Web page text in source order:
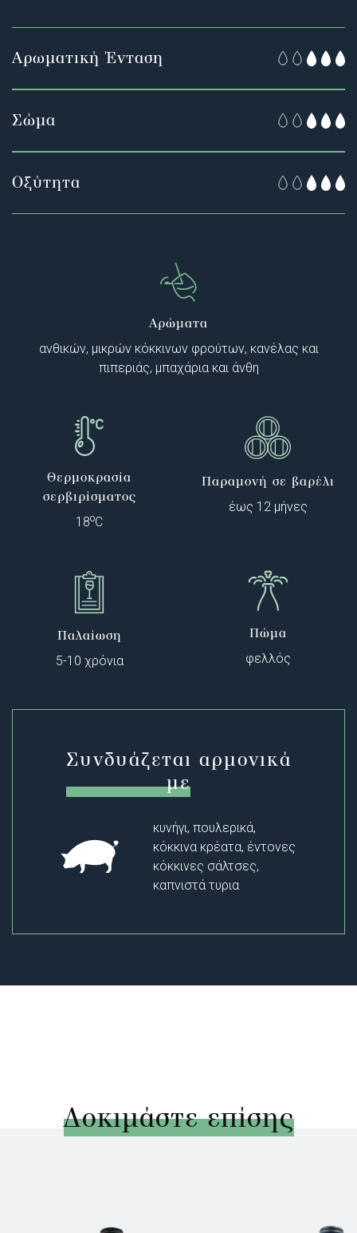
Αρωματική Ένταση
Σώμα
Οξύτητα
Αρώματα
ανθικών, μικρών κόκκινων φρούτων, κανέλας και
πιπεριάς, μπαχάρια και άνθη
Θερμοκρασία
σερβιρίσματος
18oC
Παραμονή σε βαρέλι
έως 12 μήνες
Παλαίωση
5-10 χρόνια
Πώμα
φελλός
Συνδυάζεται αρμονικά
με
κυνήγι, πουλερικά,
κόκκινα κρέατα, έντονες
κόκκινες σάλτσες,
καπνιστά τυρια
Δοκιμάστε επίσης